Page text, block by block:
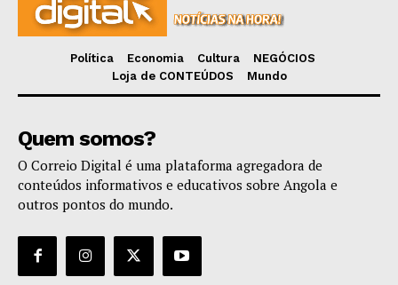
Política Economia Cultura
NEGÓCIOS
Loja de CONTEÚDOS
Mundo
Quem somos?
O Correio Digital é uma plataforma agregadora de
conteúdos informativos e educativos sobre Angola e
outros pontos do mundo.